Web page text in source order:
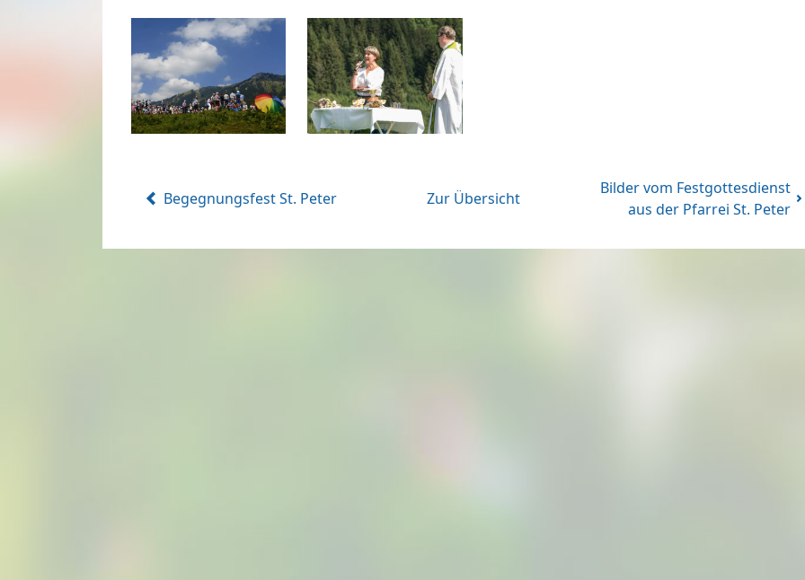
Begegnungsfest St. Peter Zur Übersicht
Bilder vom Festgottesdienst
aus der Pfarrei St. Peter